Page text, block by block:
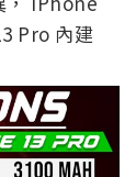
Pro 內建